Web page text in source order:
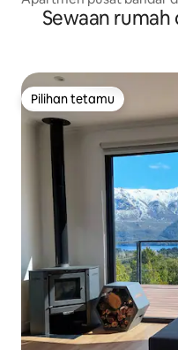
Sewaan
Pilihan tetamu
Pilihan tetamu